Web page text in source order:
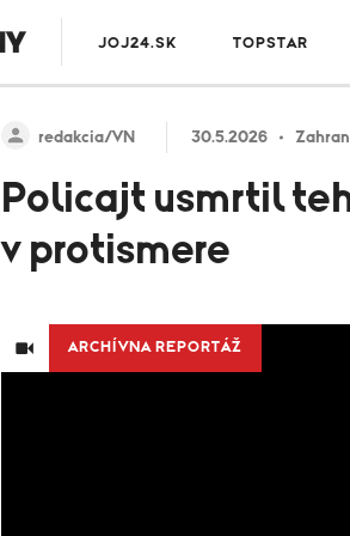
JOJ24.SK TOPSTAR
redakcia/VN 30.5.2026
Policajt usmrtil
v protismere
ARCHÍVNA REPORTÁŽ